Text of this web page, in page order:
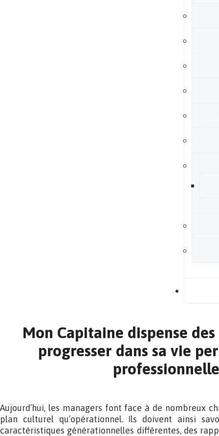
Mon Capitaine dispense
progresser dans sa vie
professionnelle
Aujourd’hui, les managers font face à de nombreux
plan culturel qu’opérationnel. Ils doivent ainsi
caractéristiques générationnelles différentes, des